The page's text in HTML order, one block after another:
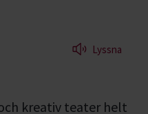
Lyssna
kreativ teater helt